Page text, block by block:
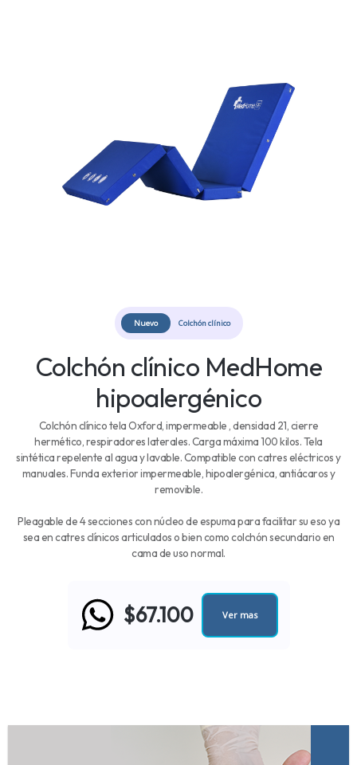
Nuevo Colchón clínico
Colchón clínico MedHome
hipoalergénico
Colchón clínico tela Oxford, impermeable , densidad 21, cierre
hermético, respiradores laterales. Carga máxima 100 kilos. Tela
sintética repelente al agua y lavable. Compatible con catres eléctricos y
manuales. Funda exterior impermeable, hipoalergénica, antiácaros y
removible.
Pleagable de 4 secciones con núcleo de espuma para facilitar su eso ya
sea en catres clínicos articulados o bien como colchón secundario en
cama de uso normal.
$67.100 Ver mas